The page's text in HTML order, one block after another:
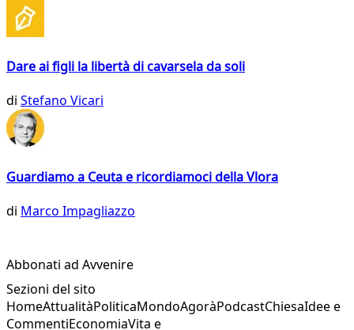
Dare ai figli la libertà di cavarsela da soli
di Stefano Vicari
Guardiamo a Ceuta e ricordiamoci della Vlora
di Marco Impagliazzo
Abbonati ad Avvenire
Sezioni del sito
HomeAttualitàPoliticaMondoAgoràPodcastChiesaIdee e
CommentiEconomiaVita e